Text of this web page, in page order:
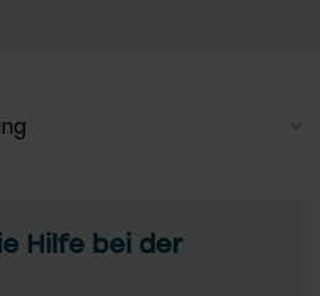
Hilfe bei der